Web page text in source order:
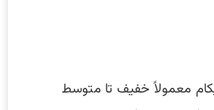
معمولاً خفیف تا متوسط